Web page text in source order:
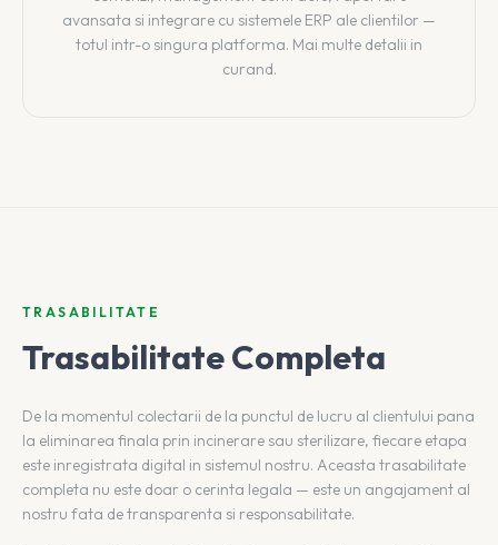
avansata si integrare cu sistemele ERP ale clientilor —
totul intr-o singura platforma. Mai multe detalii in
curand.
TRASABILITATE
Trasabilitate Completa
De la momentul colectarii de la punctul de lucru al clientului pana
la eliminarea finala prin incinerare sau sterilizare, fiecare etapa
este inregistrata digital in sistemul nostru. Aceasta trasabilitate
completa nu este doar o cerinta legala — este un angajament al
nostru fata de transparenta si responsabilitate.